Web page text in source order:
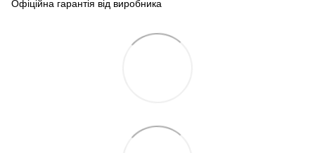
Офіційна гарантія від виробника